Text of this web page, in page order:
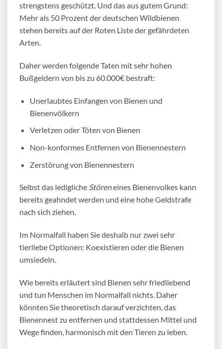
strengstens geschützt. Und das aus gutem Grund:
Mehr als 50 Prozent der deutschen Wildbienen
stehen bereits auf der Roten Liste der gefährdeten
Arten.
Daher werden folgende Taten mit sehr hohen
Bußgeldern von bis zu 60.000€ bestraft:
Unerlaubtes Einfangen von Bienen und
Bienenvölkern
Verletzen oder Töten von Bienen
Non-konformes Entfernen von Bienennestern
Zerstörung von Bienennestern
Selbst das ledigliche Störeneines Bienenvolkes kann
bereits geahndet werden und eine hohe Geldstrafe
nach sich ziehen.
Im Normalfall haben Sie deshalb nur zwei sehr
tierliebe Optionen: Koexistieren oder die Bienen
umsiedeln.
Wie bereits erläutert sind Bienen sehr friedliebend
und tun Menschen im Normalfall nichts. Daher
könnten Sie theoretisch darauf verzichten, das
Bienennest zu entfernen und stattdessen Mittel und
Wege finden, harmonisch mit den Tieren zu leben.